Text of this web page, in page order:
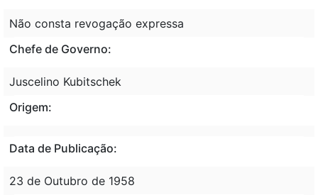
Não consta revogação expressa
Chefe de Governo:
Juscelino Kubitschek
Origem:
Data de Publicação:
23 de Outubro de 1958